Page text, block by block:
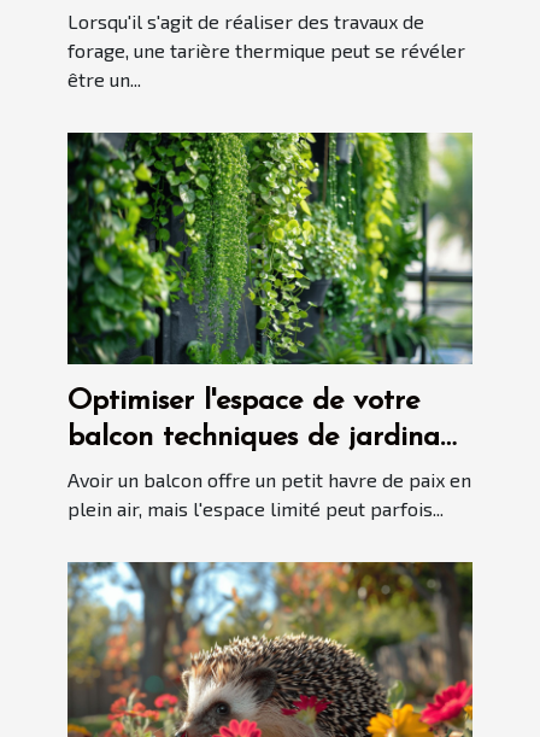
vos travaux
Lorsqu'il s'agit de réaliser des travaux de
forage, une tarière thermique peut se révéler
être un...
Optimiser l'espace de votre
balcon techniques de jardinage
vertical
Avoir un balcon offre un petit havre de paix en
plein air, mais l'espace limité peut parfois...